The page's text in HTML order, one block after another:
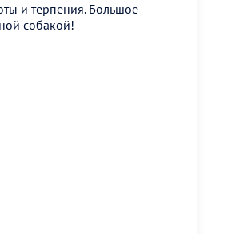
и терпения. Большое
собакой!